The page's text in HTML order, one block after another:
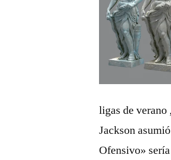
ligas de
Jackson
Ofensivo»